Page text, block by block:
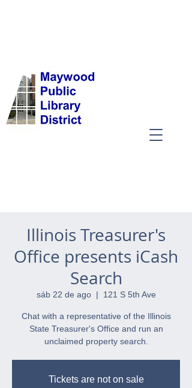
Illinois Treasurer's
Office presents iCash
Search
sáb 22 de ago
  |
121 S 5th Ave
Chat with a representative of the Illinois
State Treasurer's Office and run an
unclaimed property search.
Tickets are not on sale